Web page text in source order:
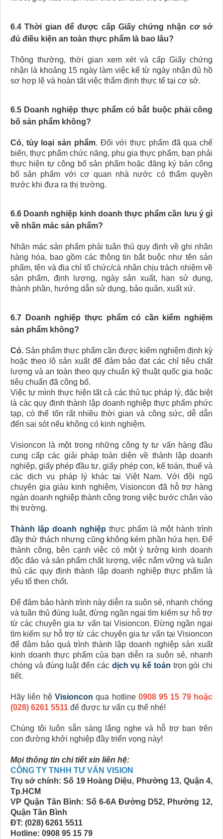
6.4 Thời gian để được cấp Giấy chứng nhận cơ sở
đủ điều kiện an toàn thực phẩm là bao lâu?
Thông thường, thời gian xem xét và cấp Giấy chứng
nhận là khoảng 15 ngày làm việc kể từ ngày nhận đủ hồ
sơ hợp lệ và hoàn tất việc thẩm định thực tế tại cơ sở.
6.5 Doanh nghiệp thực phẩm có bắt buộc phải công
bố sản phẩm không?
Có, tùy loại sản phẩm. Đối với thực phẩm đã qua chế
biến, thực phẩm chức năng, phụ gia thực phẩm, bạn phải
thực hiện tự công bố sản phẩm hoặc đăng ký bản công
bố sản phẩm với cơ quan nhà nước có thẩm quyền
trước khi đưa ra thị trường.
6.6 Doanh nghiệp kinh doanh thực phẩm cần lưu ý gì
về nhãn mác sản phẩm?
Nhãn mác sản phẩm phải tuân thủ quy định về ghi nhãn
hàng hóa, bao gồm các thông tin bắt buộc như tên sản
phẩm, tên và địa chỉ tổ chức/cá nhân chịu trách nhiệm về
sản phẩm, định lượng, ngày sản xuất, hạn sử dụng,
thành phần, hướng dẫn sử dụng, bảo quản, xuất xứ.
6.7 Doanh nghiệp thực phẩm có cần kiểm nghiệm
sản phẩm không?
Có. Sản phẩm thực phẩm cần được kiểm nghiệm định kỳ
hoặc theo lô sản xuất để đảm bảo đạt các chỉ tiêu chất
lượng và an toàn theo quy chuẩn kỹ thuật quốc gia hoặc
tiêu chuẩn đã công bố.
Việc tự mình thực hiện tất cả các thủ tục pháp lý, đặc biệt
là các quy định thành lập doanh nghiệp thực phẩm phức
tạp, có thể tốn rất nhiều thời gian và công sức, dễ dẫn
đến sai sót nếu không có kinh nghiệm.
Visioncon là một trong những công ty tư vấn hàng đầu
cung cấp các giải pháp toàn diện về thành lập doanh
nghiệp, giấy phép đầu tư, giấy phép con, kế toán, thuế và
các dịch vụ pháp lý khác tại Việt Nam. Với đội ngũ
chuyên gia giàu kinh nghiệm, Visioncon đã hỗ trợ hàng
ngàn doanh nghiệp thành công trong việc bước chân vào
thị trường.
Thành lập doanh nghiệp thực phẩm là một hành trình
đầy thử thách nhưng cũng không kém phần hứa hẹn. Để
thành công, bên cạnh việc có một ý tưởng kinh doanh
độc đáo và sản phẩm chất lượng, việc nắm vững và tuân
thủ các quy định thành lập doanh nghiệp thực phẩm là
yếu tố then chốt.
Để đảm bảo hành trình này diễn ra suôn sẻ, nhanh chóng
và tuân thủ đúng luật, đừng ngần ngại tìm kiếm sự hỗ trợ
từ các chuyên gia tư vấn tại Visioncon. Đừng ngần ngại
tìm kiếm sự hỗ trợ từ các chuyên gia tư vấn tại Visioncon
để đảm bảo quá trình thành lập doanh nghiệp sản xuất
kinh doanh thực phẩm của bạn diễn ra suôn sẻ, nhanh
chóng và đúng luật đến các dịch vụ kế toán trọn gói chi
tiết.
Hãy liên hệ Visioncon qua hotline 0908 95 15 79 hoặc
(028) 6261 5511 để được tư vấn cụ thể nhé!
Chúng tôi luôn sẵn sàng lắng nghe và hỗ trợ bạn trên
con đường khởi nghiệp đầy triển vọng này!
Mọi thông tin chi tiết xin liên hệ:
CÔNG TY TNHH TƯ VẤN VISION
Trụ sở chính: Số 19 Hoàng Diệu, Phường 13, Quận 4,
Tp.HCM
VP Quận Tân Bình: Số 6-6A Đường D52, Phường 12,
Quận Tân Bình
ĐT: (028) 6261 5511
Hotline: 0908 95 15 79